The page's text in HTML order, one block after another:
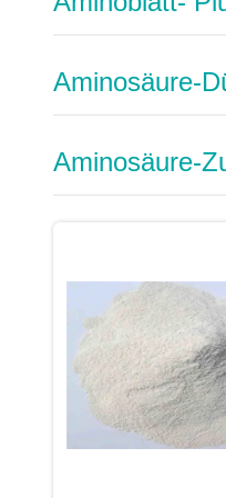
Aminosäure-
Aminosäure-